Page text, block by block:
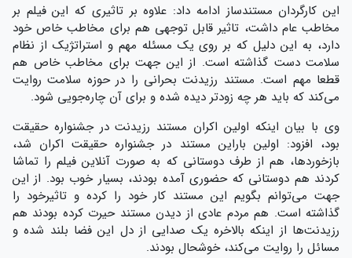
این کارگردان مستندساز ادامه داد: علاوه بر تاثیری که این فیلم بر
مخاطب عام داشت، تاثیر قابل توجهی هم برای مخاطب خاص خود
دارد، به این دلیل که بر روی یک مسئله مهم و استراتژیک از نظام
سلامت دست گذاشته است. از این جهت برای مخاطب خاص هم
قطعا مهم است. مستند رزیدنت بحرانی را در حوزه سلامت روایت
می‌کند که باید هر چه زودتر دیده شده و برای آن چاره‌جویی شود.
وی با بیان اینکه اولین اکران مستند رزیدنت در جشنواره حقیقت
بود، افزود: اولین باراین مستند در جشنواره حقیقت اکران شد،
بازخوردها، هم از طرف دوستانی که به صورت آنلاین فیلم را تماشا
کردند هم دوستانی که حضوری آمده بودند، بسیار خوب بود. از این
جهت می‌توانم بگویم این مستند کار خود را کرده و تاثیرخود را
گذاشته است. هم مردم عادی از دیدن مستند حیرت کرده بودند هم
رزیدنت‌ها از اینکه بالاخره یک صدایی از دل این فضا بلند شده و
مسائل را روایت می‌کند، خوشحال بودند.